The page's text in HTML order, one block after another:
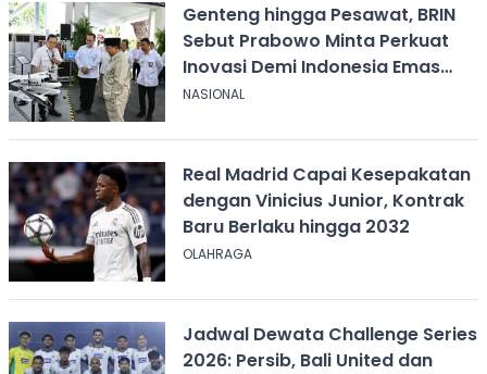
Genteng hingga Pesawat, BRIN
Sebut Prabowo Minta Perkuat
Inovasi Demi Indonesia Emas
2045
NASIONAL
Real Madrid Capai Kesepakatan
dengan Vinicius Junior, Kontrak
Baru Berlaku hingga 2032
OLAHRAGA
Jadwal Dewata Challenge Series
2026: Persib, Bali United dan